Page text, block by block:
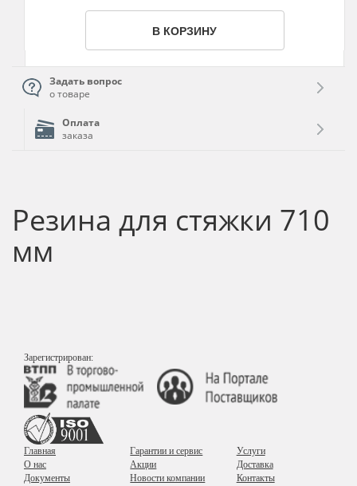
В КОРЗИНУ
Задать вопрос
о товаре
Оплата
заказа
Резина для стяжки 710
мм
Зарегистрирован:
Главная
О нас
Документы
Гарантии и сервис
Акции
Новости компании
Услуги
Доставка
Контакты